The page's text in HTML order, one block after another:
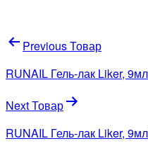
Навигация
по
записям
Previous Товар
RUNAIL Гель-лак Liker,
Next Товар
RUNAIL Гель-лак Liker,